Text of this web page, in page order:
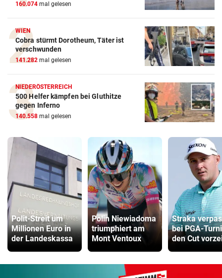
160.074 mal gelesen
WIEN
Cobra stürmt Dorotheum, Täter ist
verschwunden
141.282 mal gelesen
NIEDERÖSTERREICH
500 Helfer kämpfen bei Gluthitze
gegen Inferno
140.558 mal gelesen
Polit-Streit um
Millionen Euro in
der Landeskassa
Polin Niewiadoma
triumphiert am
Mont Ventoux
Straka
bei PGA-
den Cut